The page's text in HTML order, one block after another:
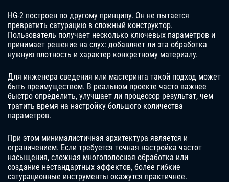
HG-2 построен по другому принципу. Он не пытается
превратить сатурацию в сложный конструктор.
Пользователь получает несколько ключевых параметров и
принимает решение на слух: добавляет ли эта обработка
нужную плотность и характер конкретному материалу.
Для инженера сведения или мастеринга такой подход может
быть преимуществом. В реальном проекте часто важнее
быстро определить, улучшает ли процессор результат, чем
тратить время на настройку большого количества
параметров.
При этом минималистичная архитектура является и
ограничением. Если требуется точная настройка частот
насыщения, сложная многополосная обработка или
создание нестандартных эффектов, более гибкие
сатурационные инструменты окажутся практичнее.